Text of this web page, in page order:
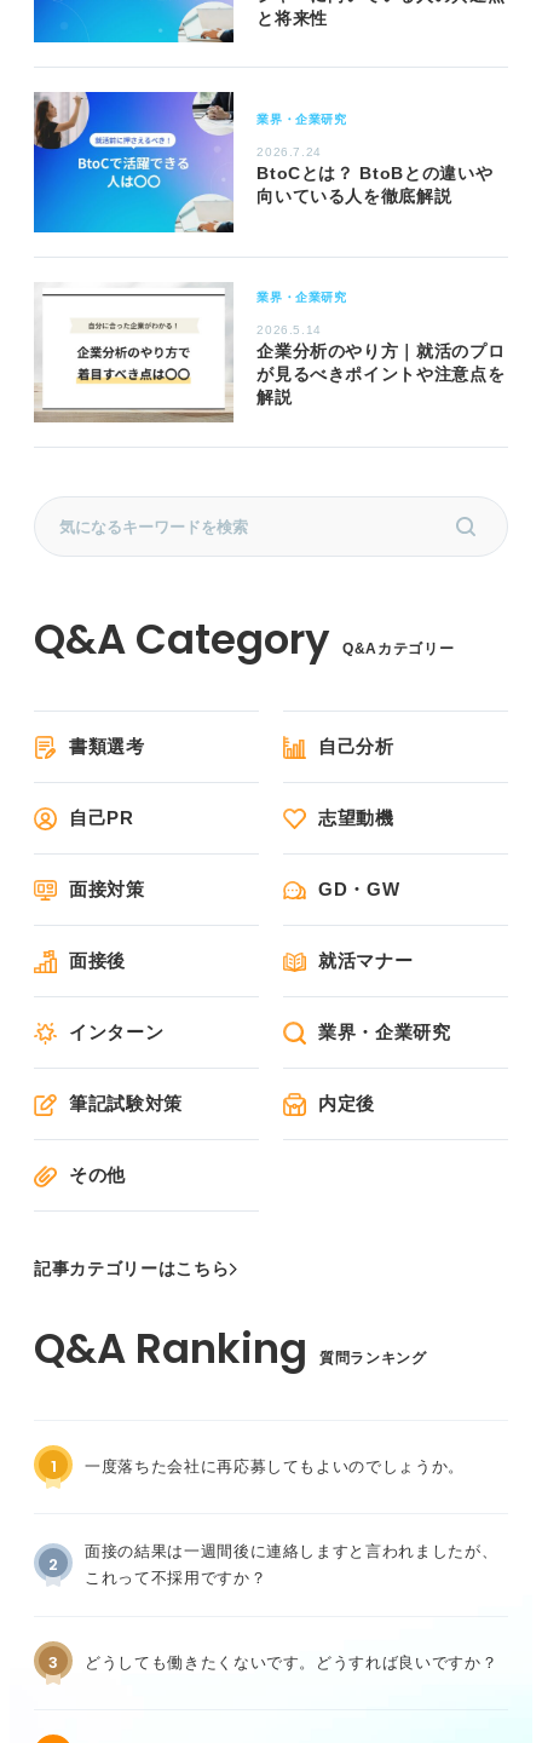
と将来性
業界・企業研究
2026.7.24
BtoCとは？ BtoBとの違いや
向いている人を徹底解説
業界・企業研究
2026.5.14
企業分析のやり方｜就活のプロ
が見るべきポイントや注意点を
解説
Q&Aカテゴリー
書類選考 自己分析
自己PR 志望動機
面接対策 GD・GW
面接後 就活マナー
インターン 業界・企業研究
筆記試験対策 内定後
その他
記事カテゴリーはこちら
質問ランキング
1 一度落ちた会社に再応募してもよいのでしょうか。
2
面接の結果は一週間後に連絡しますと言われましたが、
これって不採用ですか？
3 どうしても働きたくないです。どうすれば良いですか？